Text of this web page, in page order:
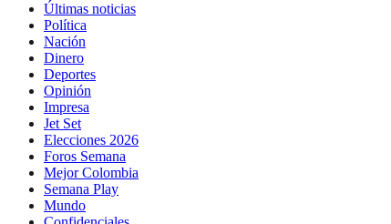
Últimas noticias
Política
Nación
Dinero
Deportes
Opinión
Impresa
Jet Set
Elecciones 2026
Foros Semana
Mejor Colombia
Semana Play
Mundo